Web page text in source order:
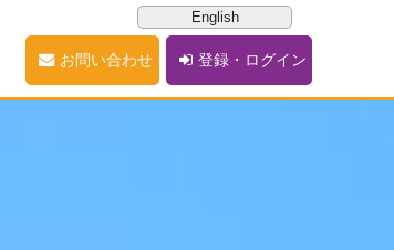
English
お問い合わせ 登録・ログイン